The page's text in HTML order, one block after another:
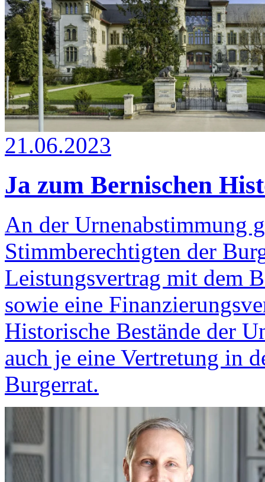
21.06.2023
Ja zum Bernischen
An der Urnenabstimmung
Stimmberechtigten der
Leistungsvertrag mit dem
sowie eine
Historische Bestände der
auch je eine Vertretung in
Burgerrat.